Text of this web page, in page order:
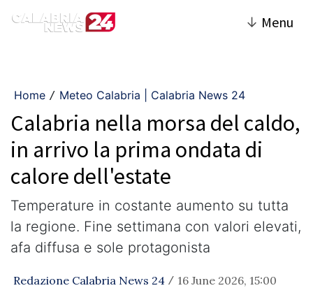
↓ Menu
Home / Meteo Calabria | Calabria News 24
Calabria nella morsa del caldo,
in arrivo la prima ondata di
calore dell'estate
Temperature in costante aumento su tutta
la regione. Fine settimana con valori elevati,
afa diffusa e sole protagonista
Redazione Calabria News 24 / 16 June 2026, 15:00